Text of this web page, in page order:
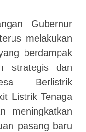
Gubernur
melakukan
berdampak
strategis dan
Berlistrik
Listrik Tenaga
meningkatkan
pasang baru